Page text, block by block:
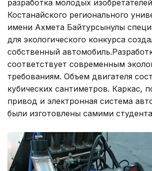
разработка молодых
Костанайского регионального
имени Ахмета Байтурсынулы
для экологического конкурса
собственный
соответствует современным
требованиям. Объем двигателя
кубических сантиметров. Каркас,
привод и электронная система
были изготовлены самими